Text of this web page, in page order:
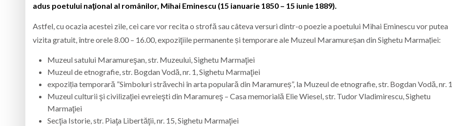
adus poetului naţional al românilor, Mihai Eminescu (15 ianuarie 1850 – 15 iunie 1889).
Astfel, cu ocazia acestei zile, cei care vor recita o strofă sau câteva versuri dintr-o poezie a poetului Mihai Eminescu vor putea
vizita gratuit, între orele 8.00 – 16.00, expoziţiile permanente și temporare ale Muzeul Maramureșan din Sighetu Marmației:
Muzeul satului Maramureşan, str. Muzeului, Sighetu Marmaţiei
Muzeul de etnografie, str. Bogdan Vodă, nr. 1, Sighetu Marmaţiei
expoziția temporară ”Simboluri străvechi în arta populară din Maramureș”, la Muzeul de etnografie, str. Bogdan Vodă, nr. 1
Muzeul culturii şi civilizaţiei evreieşti din Maramureş – Casa memorială Elie Wiesel, str. Tudor Vladimirescu, Sighetu
Marmaţiei
Secţia Istorie, str. Piaţa Libertăţii, nr. 15, Sighetu Marmaţiei